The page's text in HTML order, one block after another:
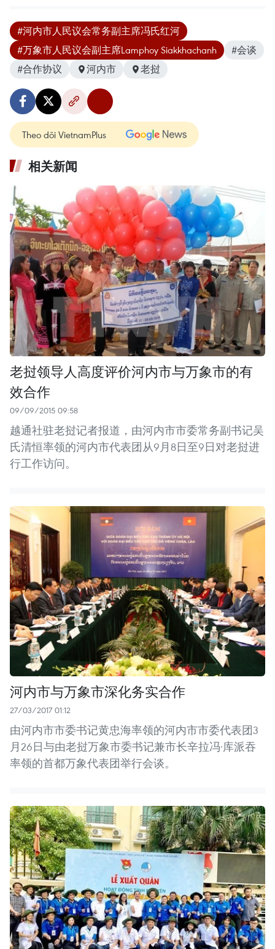
#河内市人民议会常务副主席冯氏红河
#万象市人民议会副主席Lamphoy Siakkhachanh
#会谈
#合作协议
河内市 老挝
Theo dõi VietnamPlus
相关新闻
老挝领导人高度评价河内市与万象市的有
效合作
09/09/2015 09:58
越通社驻老挝记者报道，由河内市市委常务副书记吴
氏清恒率领的河内市代表团从9月8日至9日对老挝进
行工作访问。
河内市与万象市深化务实合作
27/03/2017 01:12
由河内市市委书记黄忠海率领的河内市市委代表团3
月26日与由老挝万象市委书记兼市长辛拉冯·库派吞
率领的首都万象代表团举行会谈。